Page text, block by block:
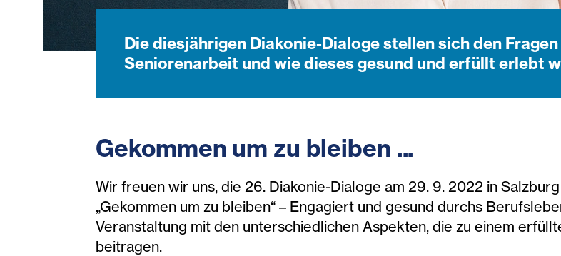
Die diesjährigen Diakonie-Dialoge stellen sich den
Seniorenarbeit und wie dieses gesund und erfüllt erlebt
Gekommen um zu bleiben ...
Wir freuen wir uns, die 26. Diakonie-Dialoge am 29. 9. 2022 in
„Gekommen um zu bleiben“ – Engagiert und gesund durchs
Veranstaltung mit den unterschiedlichen Aspekten, die zu einem
beitragen.